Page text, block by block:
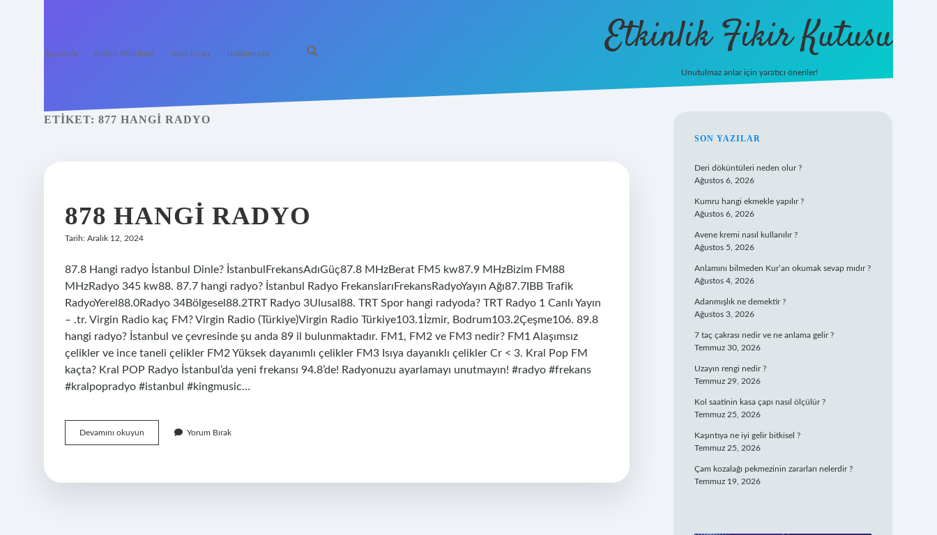
Anasayfa Gizlilik Politikası Yasal Uyarı Hakkımızda Etkinlik Fikir Kutusu
Unutulmaz anlar için yaratıcı öneriler!
ETIKET: 877 HANGI RADYO
878 HANGI RADYO
Tarih: Aralık 12, 2024
87.8 Hangi radyo İstanbul Dinle? İstanbulFrekansAdıGüç87.8 MHzBerat FM5 kw87.9 MHzBizim FM88
MHzRadyo 345 kw88. 87.7 hangi radyo? İstanbul Radyo FrekanslarıFrekansRadyoYayın Ağı87.7IBB Trafik
RadyoYerel88.0Radyo 34Bölgesel88.2TRT Radyo 3Ulusal88. TRT Spor hangi radyoda? TRT Radyo 1 Canlı Yayın
– .tr. Virgin Radio kaç FM? Virgin Radio (Türkiye)Virgin Radio Türkiye103.1İzmir, Bodrum103.2Çeşme106. 89.8
hangi radyo? İstanbul ve çevresinde şu anda 89 il bulunmaktadır. FM1, FM2 ve FM3 nedir? FM1 Alaşımsız
çelikler ve ince taneli çelikler FM2 Yüksek dayanımlı çelikler FM3 Isıya dayanıklı çelikler Cr < 3. Kral Pop FM
kaçta? Kral POP Radyo İstanbul’da yeni frekansı 94.8’de! Radyonuzu ayarlamayı unutmayın! #radyo #frekans
#kralpopradyo #istanbul #kingmusic…
Devamını okuyun
Hangi
Yorum Bırak
SIDEBAR
SON YAZILAR
Deri döküntüleri neden olur ?
Ağustos 6, 2026
Kumru hangi ekmekle yapılır ?
Ağustos 6, 2026
Avene kremi nasıl kullanılır ?
Ağustos 5, 2026
Anlamını bilmeden Kur’an okumak sevap mıdır ?
Ağustos 4, 2026
Adanmışlık ne demektir ?
Ağustos 3, 2026
7 taç çakrası nedir ve ne anlama gelir ?
Temmuz 30, 2026
Uzayın rengi nedir ?
Temmuz 29, 2026
Kol saatinin kasa çapı nasıl ölçülür ?
Temmuz 25, 2026
Kaşıntıya ne iyi gelir bitkisel ?
Temmuz 25, 2026
Çam kozalağı pekmezinin zararları nelerdir ?
Temmuz 19, 2026